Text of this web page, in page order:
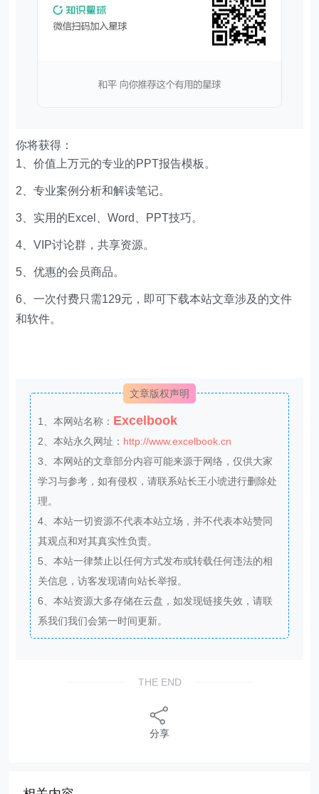
你将获得：
1、价值上万元的专业的PPT报告模板。
2、专业案例分析和解读笔记。
3、实用的Excel、Word、PPT技巧。
4、VIP讨论群，共享资源。
5、优惠的会员商品。
6、一次付费只需129元，即可下载本站文章涉及的文件
和软件。
文章版权声明
1、本网站名称： Excelbook
2、本站永久网址： http://www.excelbook.cn
3、本网站的文章部分内容可能来源于网络，仅供大家
学习与参考，如有侵权，请联系站长王小琥进行删除处
理。
4、本站一切资源不代表本站立场，并不代表本站赞同
其观点和对其真实性负责。
5、本站一律禁止以任何方式发布或转载任何违法的相
关信息，访客发现请向站长举报。
6、本站资源大多存储在云盘，如发现链接失效，请联
系我们我们会第一时间更新。
THE END
分享